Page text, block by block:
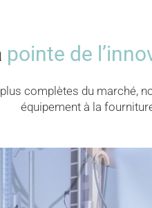
pointe de
complètes du marché,
équipement à la